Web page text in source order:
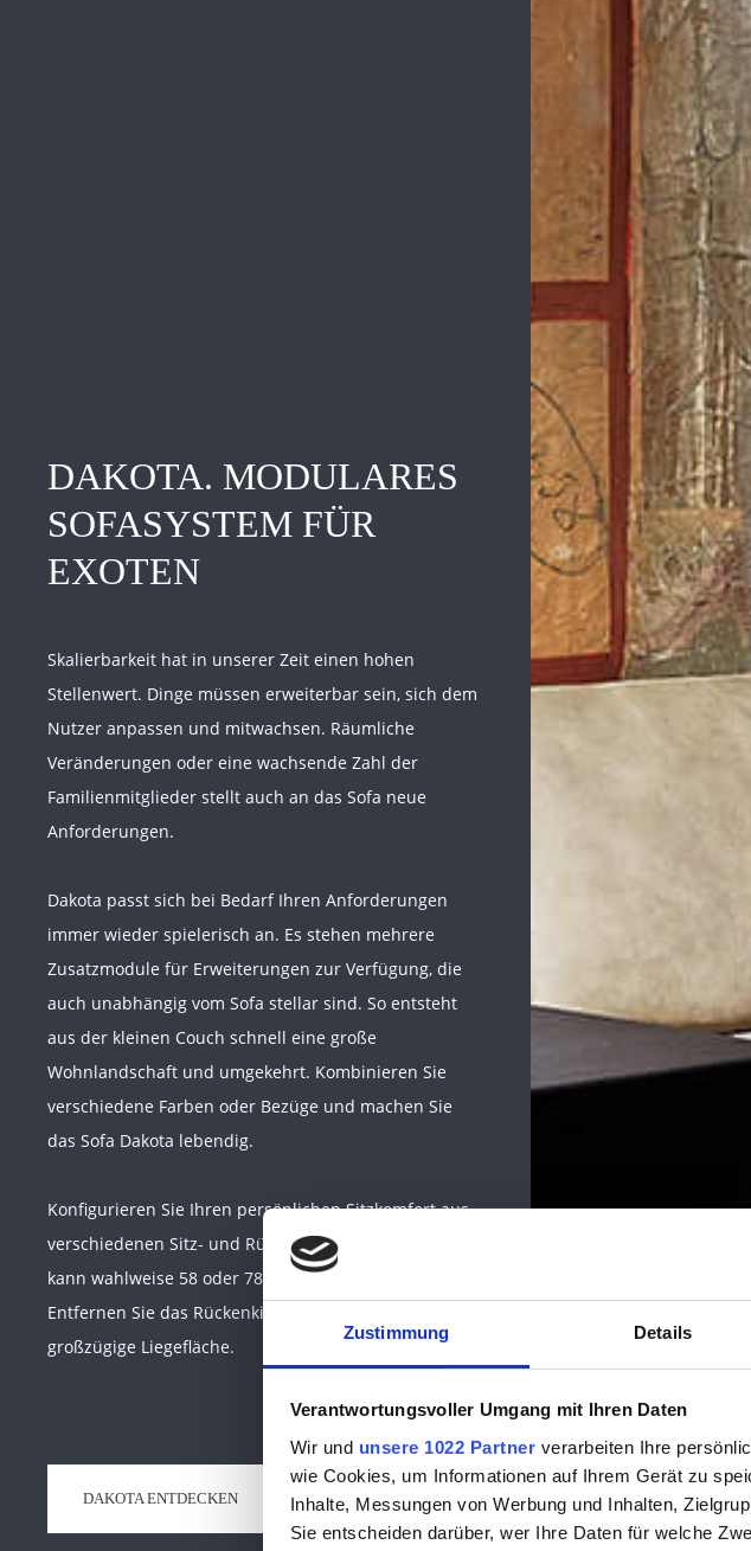
Zustimmung Details
Verantwortungsvoller Umgang mit Ihren Daten
Wir und unsere 1022 Partner verarbeiten Ihre
wie Cookies, um Informationen auf Ihrem Gerät zu
Inhalte, Messungen von Werbung und Inhalten,
Sie entscheiden darüber, wer Ihre Daten für welche
DAKOTA. MODULARES
SOFASYSTEM FÜR
EXOTEN
Skalierbarkeit hat in unserer Zeit einen hohen
Stellenwert. Dinge müssen erweiterbar sein, sich dem
Nutzer anpassen und mitwachsen. Räumliche
Veränderungen oder eine wachsende Zahl der
Familienmitglieder stellt auch an das Sofa neue
Anforderungen.
Dakota passt sich bei Bedarf Ihren Anforderungen
immer wieder spielerisch an. Es stehen mehrere
Zusatzmodule für Erweiterungen zur Verfügung, die
auch unabhängig vom Sofa stellar sind. So entsteht
aus der kleinen Couch schnell eine große
Wohnlandschaft und umgekehrt. Kombinieren Sie
verschiedene Farben oder Bezüge und machen Sie
das Sofa Dakota lebendig.
Konfigurieren Sie Ihren persönlichen Sitzkomfort aus
verschiedenen Sitz- und Rückenpolstern. Die Sitztiefe
kann wahlweise 58 oder 78 Zentimeter betragen.
Entfernen Sie das Rückenkissen haben Sie eine
großzügige Liegefläche.
DAKOTA ENTDECKEN